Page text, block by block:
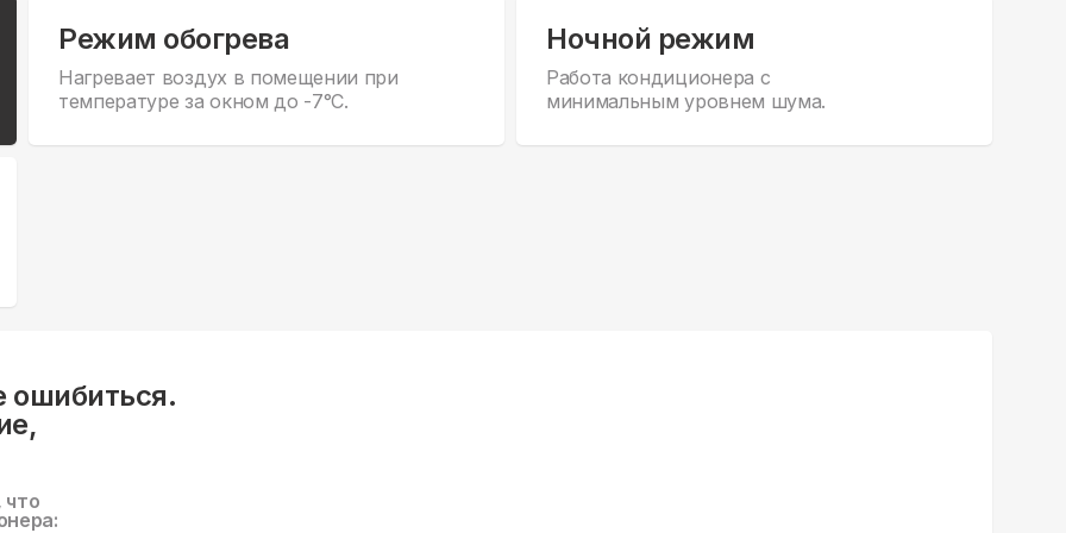
Режим обогрева
Нагревает воздух в помещении при
температуре за окном до -7°С.
Ночной режим
Работа кондиционера с
минимальным уровнем шума.
ошибиться.
что